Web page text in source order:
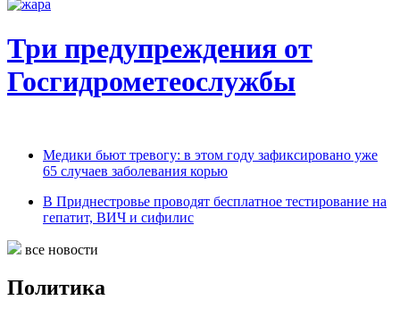
Три предупреждения от
Госгидрометеослужбы
Медики бьют тревогу: в этом году зафиксировано уже
65 случаев заболевания корью
В Приднестровье проводят бесплатное тестирование на
гепатит, ВИЧ и сифилис
все новости
Политика